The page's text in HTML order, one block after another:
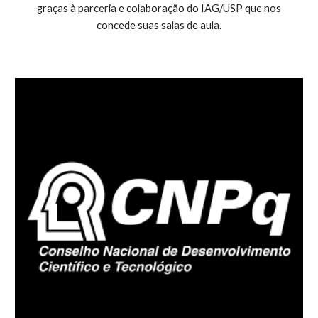
graças à parceria e colaboração do IAG/USP que nos
concede suas salas de aula.